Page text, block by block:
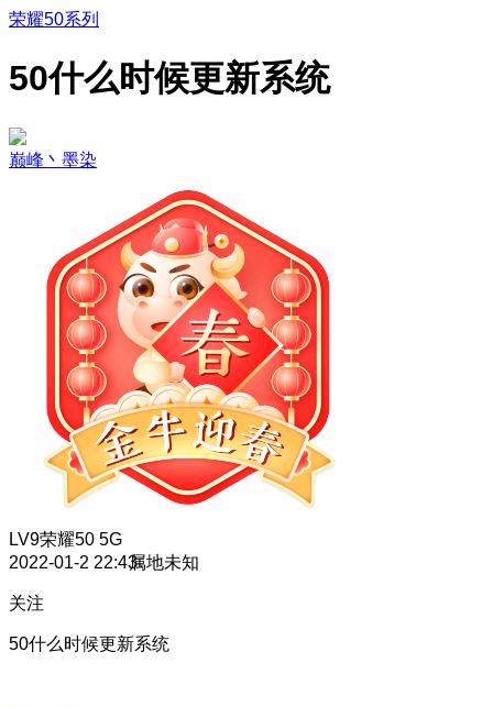
荣耀50系列
50什么时候更新系统
巅峰丶墨染
LV9荣耀50 5G
2022-01-2 22:43属地未知
关注
50什么时候更新系统